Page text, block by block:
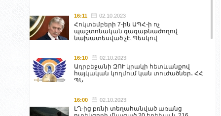
16:11 02.10.2023
Հոկտեմբերի 7-ին ԱՊՀ-ի ոչ
պաշտոնական գագաթնաժողով
նախատեսված չէ. Պեսկով
16:10 02.10.2023
Ադրբեջանի ԶՈՒ կրակի հետևանքով
հայկական կողմում կան տուժածներ․ ՀՀ
ՊՆ
16:00 02.10.2023
ԼՂ-ից բռնի տեղահանված առանց